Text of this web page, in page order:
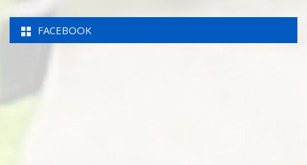
FACEBOOK